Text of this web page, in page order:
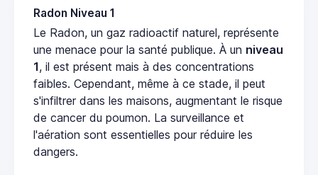
Radon Niveau 1
Le Radon, un gaz radioactif naturel, représente
une menace pour la santé publique. À un niveau
1, il est présent mais à des concentrations
faibles. Cependant, même à ce stade, il peut
s'infiltrer dans les maisons, augmentant le risque
de cancer du poumon. La surveillance et
l'aération sont essentielles pour réduire les
dangers.